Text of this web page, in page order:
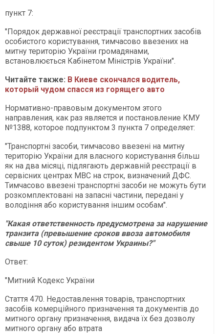
пункт 7:
"Порядок державної реєстрації транспортних засобів
особистого користування, тимчасово ввезених на
митну територію України громадянами,
встановлюється Кабінетом Міністрів України".
Читайте также: В Киеве скончался водитель,
который чудом спасся из горящего авто
Нормативно-правовым документом этого
направления, как раз является и постановление КМУ
№1388, которое подпунктом 3 пункта 7 определяет:
"Транспортні засоби, тимчасово ввезені на митну
територію України для власного користування більш
як на два місяці, підлягають державній реєстрації в
сервісних центрах МВС на строк, визначений ДФС.
Тимчасово ввезені транспортні засоби не можуть бути
розкомплектовані на запасні частини, передані у
володіння або користування іншим особам".
"Какая ответственность предусмотрена за нарушение
транзита (превышение сроков ввоза автомобиля
свыше 10 суток) резидентом Украины?"
Ответ:
"Митний Кодекс України
Стаття 470. Недоставлення товарів, транспортних
засобів комерційного призначення та документів до
митного органу призначення, видача їх без дозволу
митного органу або втрата